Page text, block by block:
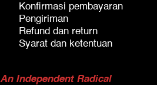
Konfirmasi pembayaran
Pengiriman
Refund dan return
Syarat dan ketentuan
An Independent Radical